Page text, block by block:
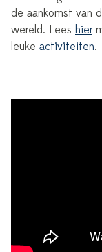
de aankomst van
wereld. Lees hier
leuke activiteiten.